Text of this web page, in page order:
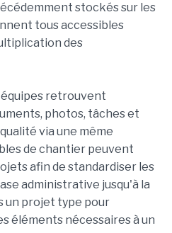
stockés sur les
tous accessibles
des
équipes retrouvent
photos, tâches et
via une même
de chantier peuvent
afin de standardiser les
administrative jusqu'à la
un projet type pour
éléments nécessaires à un